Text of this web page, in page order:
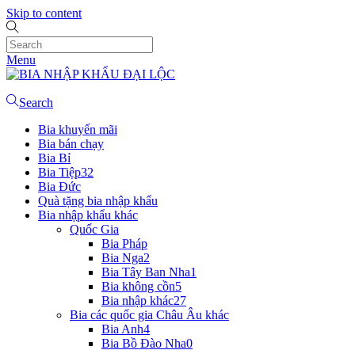
Skip to content
Menu
Search
Bia khuyến mãi
Bia bán chạy
Bia Bỉ
Bia Tiệp32
Bia Đức
Quà tặng bia nhập khẩu
Bia nhập khẩu khác
Quốc Gia
Bia Pháp
Bia Nga2
Bia Tây Ban Nha1
Bia không cồn5
Bia nhập khác27
Bia các quốc gia Châu Âu khác
Bia Anh4
Bia Bồ Đào Nha0